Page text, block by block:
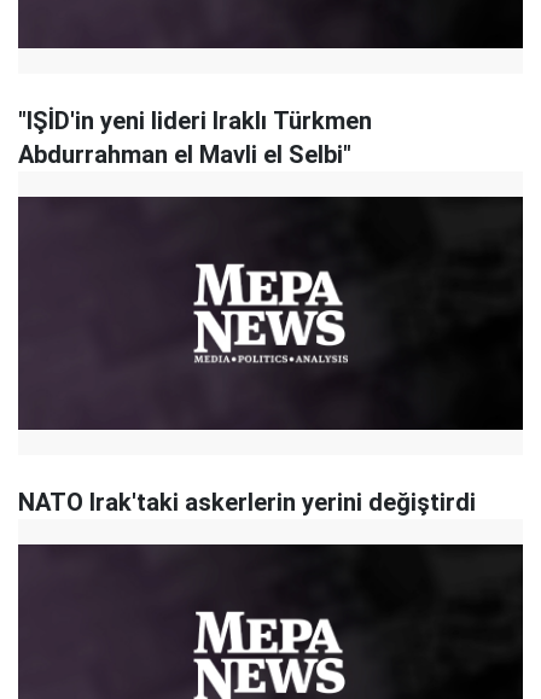
"IŞİD'in yeni lideri Iraklı Türkmen
Abdurrahman el Mavli el Selbi"
NATO Irak'taki askerlerin yerini değiştirdi